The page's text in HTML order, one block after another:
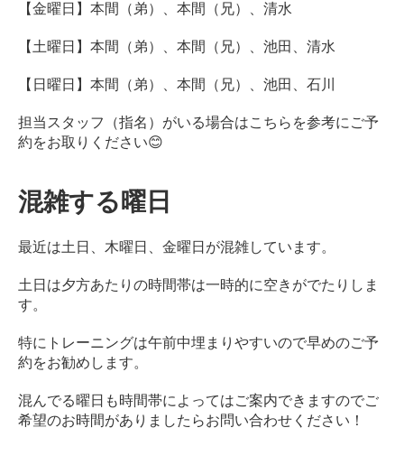
【金曜日】本間（弟）、本間（兄）、清水
【土曜日】本間（弟）、本間（兄）、池田、清水
【日曜日】本間（弟）、本間（兄）、池田、石川
担当スタッフ（指名）がいる場合はこちらを参考にご予
約をお取りください😊
混雑する曜日
最近は土日、木曜日、金曜日が混雑しています。
土日は夕方あたりの時間帯は一時的に空きがでたりしま
す。
特にトレーニングは午前中埋まりやすいので早めのご予
約をお勧めします。
混んでる曜日も時間帯によってはご案内できますのでご
希望のお時間がありましたらお問い合わせください！